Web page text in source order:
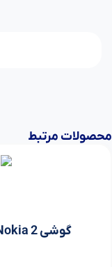
محصولات مرتبط
گوشی Nokia 2 با رم 1GB – حافظه داخلی 8GB